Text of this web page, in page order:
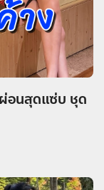
ผ่อนสุดแซ่บ ชุด